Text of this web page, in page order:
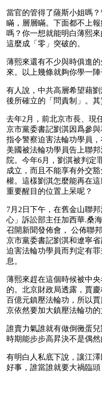
當官的管得了薩斯小姐嗎
瞞，層層瞞。下面都不上
嗎？你一想就能明白薄熙
這麼成「零」突破的。
薄熙來還有不少與時俱進
來。以上幾條就夠你學一陣
有人說，中共高層希望藉
後所確立的「問責制」。其
去年2月，前北京市長、現
京市黨委書記劉淇因爲參與
指令警察迫害法輪功學員，
美國被法輪功學員告上聯邦
院。今年6月，劉淇被判定
成立，而且不能享有外交豁
權。這樣劉淇怎麼能再在這
重要醒目的位置上呆呢？
7月2日下午，在舊金山聯
心」訴訟部主任加西華.桑
召開新聞發佈會， 公佈聯
京市黨委書記劉淇和遼寧
迫害法輪功學員而判定有
息。
薄熙來趕在這個時候被中
的。北京財政局透露，賈
百億元鎮壓法輪功，所以
京依然要加大鎮壓法輪功
誰賣力氣誰就有做倒黴蛋
時期能步步高昇決不是偶然
有明白人私底下說，讓江
好事，誰當誰就要大禍臨頭